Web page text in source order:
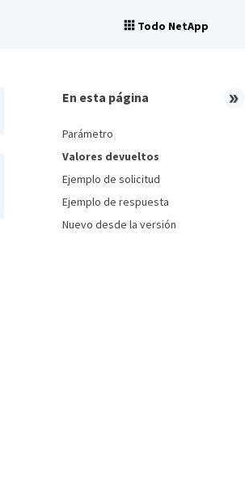
Todo NetApp
En esta página
Parámetro
Valores devueltos
Ejemplo de solicitud
Ejemplo de respuesta
Nuevo desde la versión